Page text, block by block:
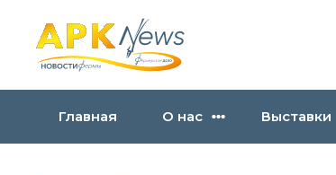
Главная О нас Выставки